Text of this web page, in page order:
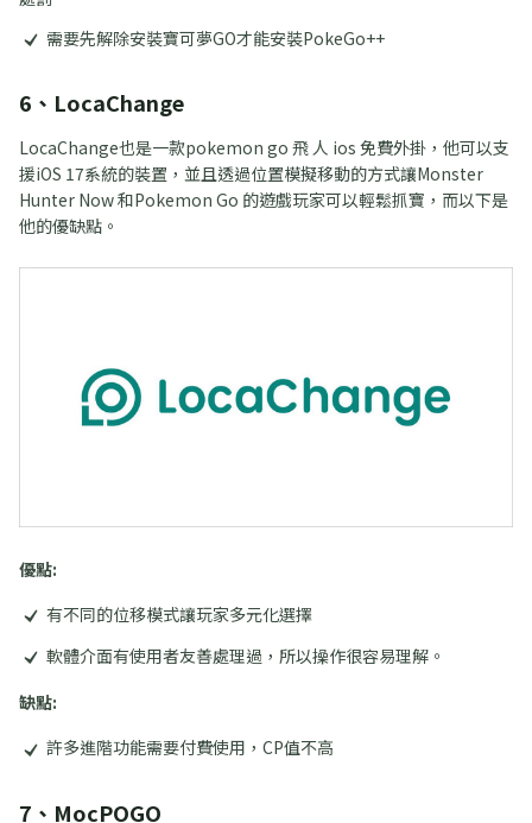
需要先解除安裝寶可夢GO才能安裝PokeGo++
6、LocaChange
LocaChange也是一款pokemon go 飛 人 ios 免費外掛，他可以支
援iOS 17系統的裝置，並且透過位置模擬移動的方式讓Monster
Hunter Now 和Pokemon Go 的遊戲玩家可以輕鬆抓寶，而以下是
他的優缺點。
優點:
有不同的位移模式讓玩家多元化選擇
軟體介面有使用者友善處理過，所以操作很容易理解。
缺點:
許多進階功能需要付費使用，CP值不高
7、MocPOGO